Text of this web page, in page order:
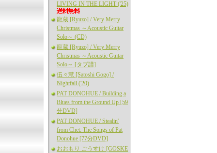
LIVING IN THE LIGHT ('25)
龍蔵 [Ryuzo] / Very Merry
Christmas ～Acoustic Guitar
Solo～ (CD)
龍蔵 [Ryuzo] / Very Merry
Christmas ～Acoustic Guitar
Solo～ [タブ譜]
伍々慧 [Satoshi Gogo] /
Nightfall ('20)
PAT DONOHUE / Building a
Blues from the Ground Up [59
分DVD]
PAT DONOHUE / Stealin'
from Chet: The Songs of Pat
Donohue [77分DVD]
おおもり ごうすけ [GOSKE